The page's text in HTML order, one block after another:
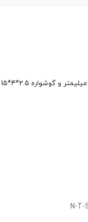
آویز 3.3*5*20 میلیمتر و گوشواره 2.5*4*15